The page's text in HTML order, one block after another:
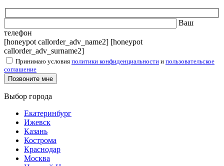
Ваш
телефон
[honeypot callorder_adv_name2] [honeypot
callorder_adv_surname2]
Принимаю условия политики конфиденциальности и пользовательское
соглашение
Выбор города
Екатеринбург
Ижевск
Казань
Кострома
Краснодар
Москва